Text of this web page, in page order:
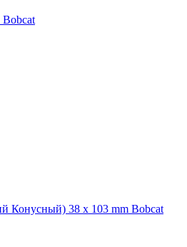
Конусный) 38 x 103 mm Bobcat